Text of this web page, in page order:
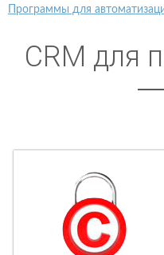
Программы для
CRM для